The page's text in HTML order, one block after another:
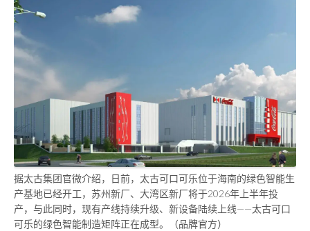
据太古集团官微介绍，日前，太古可口可乐位于海南的绿色智能生
产基地已经开工，苏州新厂、大湾区新厂将于2026年上半年投
产，与此同时，现有产线持续升级、新设备陆续上线——太古可口
可乐的绿色智能制造矩阵正在成型。（品牌官方）